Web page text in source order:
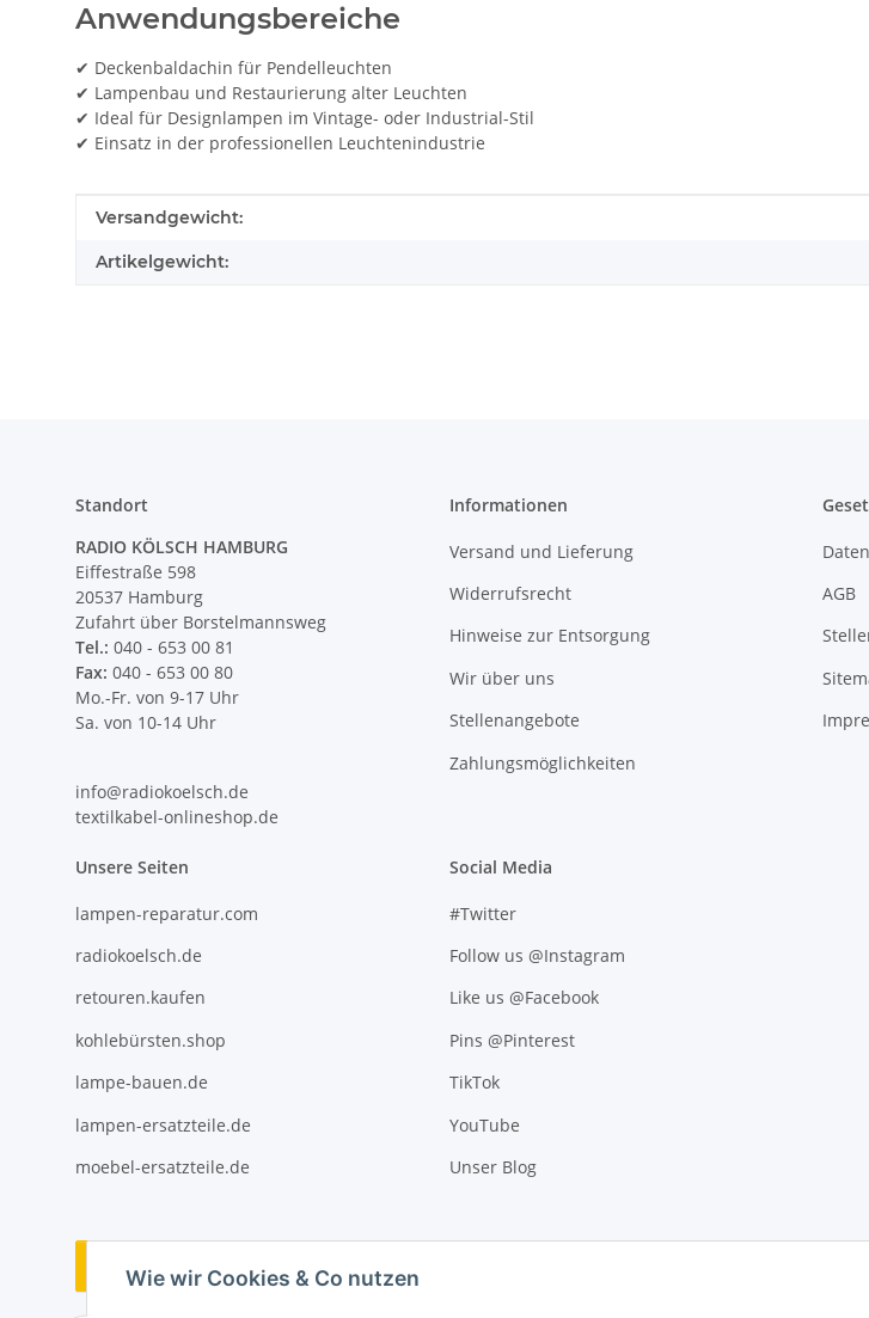
Wie wir Cookies & Co nutzen
Anwendungsbereiche
✔ Deckenbaldachin für Pendelleuchten
✔ Lampenbau und Restaurierung alter Leuchten
✔ Ideal für Designlampen im Vintage- oder Industrial-Stil
✔ Einsatz in der professionellen Leuchtenindustrie
Produkteigenschaft
Wert
Versandgewicht:
Artikelgewicht:
Standort
RADIO KÖLSCH HAMBURG
Eiffestraße 598
20537 Hamburg
Zufahrt über Borstelmannsweg
Tel.: 040 - 653 00 81
Fax: 040 - 653 00 80
Mo.-Fr. von 9-17 Uhr
Sa. von 10-14 Uhr
info@radiokoelsch.de
textilkabel-onlineshop.de
Informationen
Versand und Lieferung
Widerrufsrecht
Hinweise zur Entsorgung
Wir über uns
Stellenangebote
Zahlungsmöglichkeiten
AGB
Unsere Seiten
lampen-reparatur.com
radiokoelsch.de
retouren.kaufen
kohlebürsten.shop
lampe-bauen.de
lampen-ersatzteile.de
moebel-ersatzteile.de
Social Media
#Twitter
Follow us @Instagram
Like us @Facebook
Pins @Pinterest
TikTok
YouTube
Unser Blog
Vertrag widerrufen